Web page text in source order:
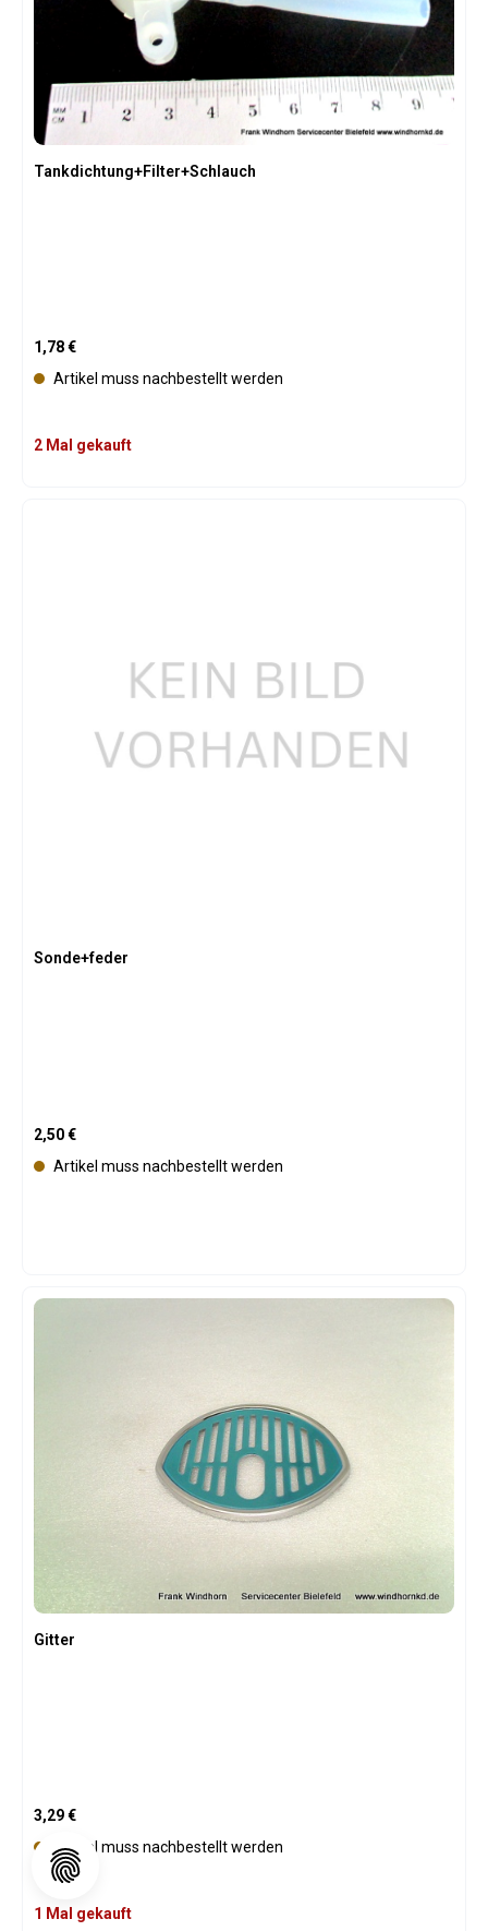
Tankdichtung+Filter+Schlauch
Regulärer Preis:
1,78 €
Artikel muss nachbestellt werden
2 Mal gekauft
Sonde+feder
Regulärer Preis:
2,50 €
Artikel muss nachbestellt werden
Gitter
Regulärer Preis:
3,29 €
Artikel muss nachbestellt werden
1 Mal gekauft